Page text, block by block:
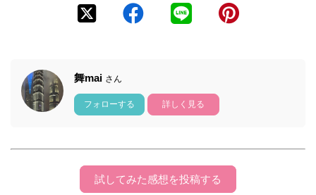
舞mai さん
フォローする 詳しく見る
試してみた感想を投稿する